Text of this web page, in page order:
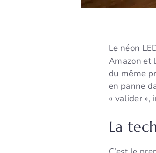
Le néon
Amazon et
du même
en panne
« valider »,
La